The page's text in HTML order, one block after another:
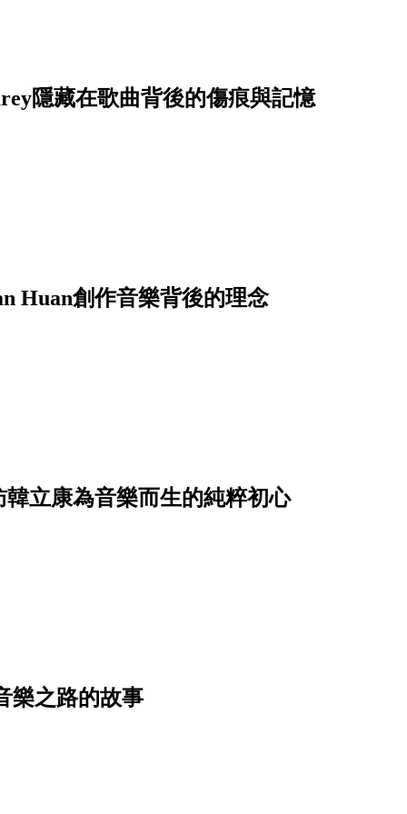
隱藏在歌曲背後的傷痕與記憶
Huan創作音樂背後的理念
立康為音樂而生的純粹初心
樂之路的故事